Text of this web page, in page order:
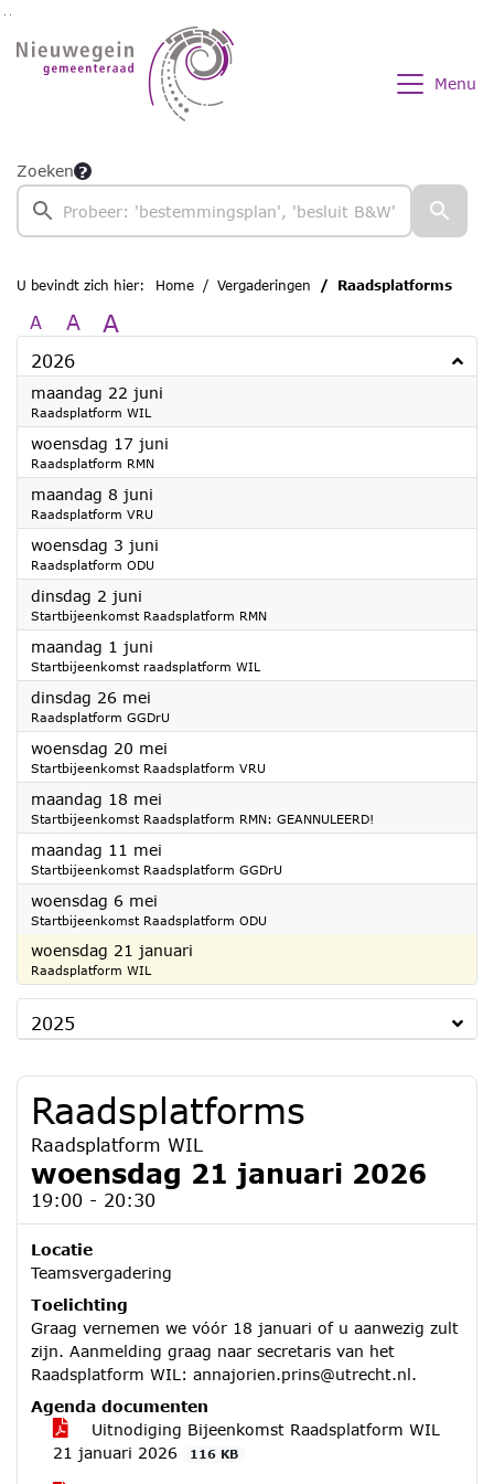
Ga naar de inhoud van deze pagina
Menu
Zoeken
U bevindt zich hier: Home Vergaderingen Raadsplatforms
A A A
2026
maandag 22 juni
Raadsplatform WIL
woensdag 17 juni
Raadsplatform RMN
maandag 8 juni
Raadsplatform VRU
woensdag 3 juni
Raadsplatform ODU
dinsdag 2 juni
Startbijeenkomst Raadsplatform RMN
maandag 1 juni
Startbijeenkomst raadsplatform WIL
dinsdag 26 mei
Raadsplatform GGDrU
woensdag 20 mei
Startbijeenkomst Raadsplatform VRU
maandag 18 mei
Startbijeenkomst Raadsplatform RMN: GEANNULEERD!
maandag 11 mei
Startbijeenkomst Raadsplatform GGDrU
woensdag 6 mei
Startbijeenkomst Raadsplatform ODU
woensdag 21 januari
Raadsplatform WIL
2025
Raadsplatforms
Raadsplatform WIL
woensdag 21 januari 2026
19:00 - 20:30
Locatie
Teamsvergadering
Toelichting
Graag vernemen we vóór 18 januari of u aanwezig zult
zijn. Aanmelding graag naar secretaris van het
Raadsplatform WIL: annajorien.prins@utrecht.nl.
Agenda documenten
Uitnodiging Bijeenkomst Raadsplatform WIL
21 januari 2026
116 KB